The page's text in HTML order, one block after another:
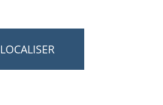
LOCALISER